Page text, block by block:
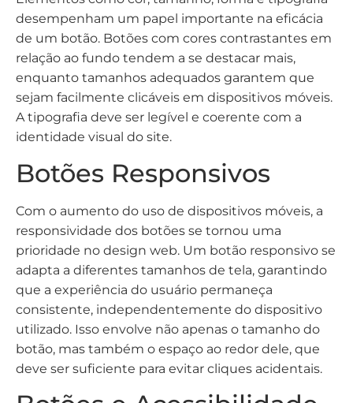
desempenham um papel importante na eficácia
de um botão. Botões com cores contrastantes em
relação ao fundo tendem a se destacar mais,
enquanto tamanhos adequados garantem que
sejam facilmente clicáveis em dispositivos móveis.
A tipografia deve ser legível e coerente com a
identidade visual do site.
Botões Responsivos
Com o aumento do uso de dispositivos móveis, a
responsividade dos botões se tornou uma
prioridade no design web. Um botão responsivo se
adapta a diferentes tamanhos de tela, garantindo
que a experiência do usuário permaneça
consistente, independentemente do dispositivo
utilizado. Isso envolve não apenas o tamanho do
botão, mas também o espaço ao redor dele, que
deve ser suficiente para evitar cliques acidentais.